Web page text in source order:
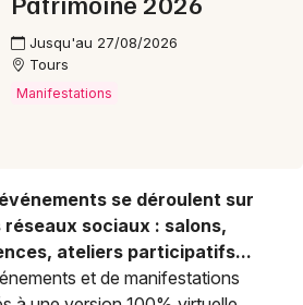
Jusqu'au 27/08/2026
Tours
Manifestations
se déroulent sur
sociaux : salons,
ateliers participatifs...
et de manifestations